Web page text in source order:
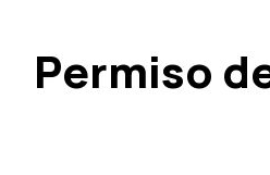
Permiso